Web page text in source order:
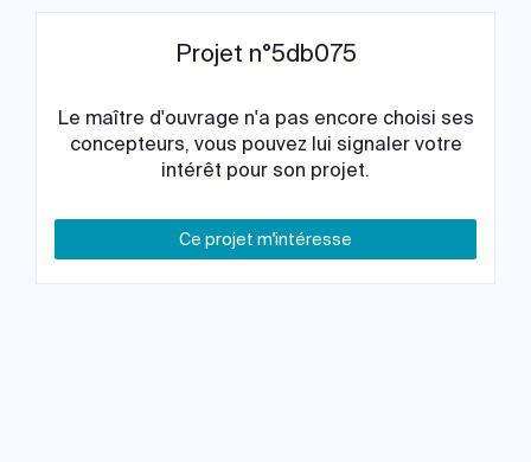
Projet n°5db075
Le maître d'ouvrage n'a pas encore choisi ses
concepteurs, vous pouvez lui signaler votre
intérêt pour son projet.
Ce projet m'intéresse